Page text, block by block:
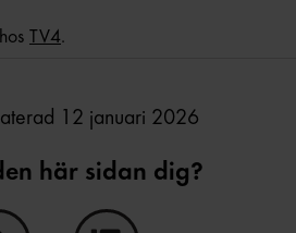
TV4.
12 januari 2026
här sidan dig?